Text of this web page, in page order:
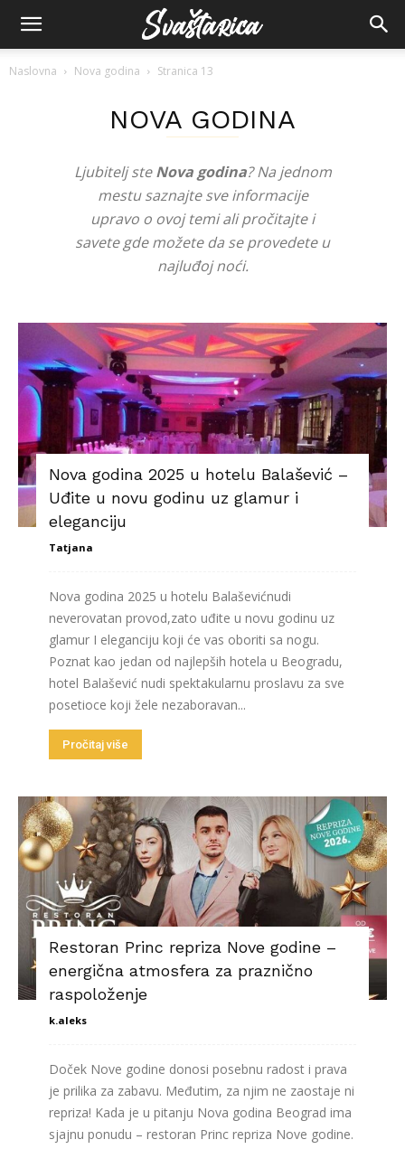
Naslovna Nova godina Stranica 13
NOVA GODINA
Ljubitelj steNova godina? Na jednom
mestu saznajte sve informacije
upravo o ovoj temi ali pročitajte i
savete gde možete da se provedete u
najluđoj noći.
Nova godina 2025 u hotelu Balašević –
Uđite u novu godinu uz glamur i
eleganciju
Tatjana
Nova godina 2025 u hotelu Balaševićnudi
neverovatan provod,zato uđite u novu godinu uz
glamur I eleganciju koji će vas oboriti sa nogu.
Poznat kao jedan od najlepših hotela u Beogradu,
hotel Balašević nudi spektakularnu proslavu za sve
posetioce koji žele nezaboravan...
Pročitaj više
Restoran Princ repriza Nove godine –
energična atmosfera za praznično
raspoloženje
k.aleks
Doček Nove godine donosi posebnu radost i prava
je prilika za zabavu. Međutim, za njim ne zaostaje ni
repriza! Kada je u pitanju Nova godina Beograd ima
sjajnu ponudu – restoran Princ repriza Nove godine.